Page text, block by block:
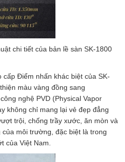
chi tiết của bản lề sàn SK-1800
cấp Điểm nhấn khác biệt của SK-
màu vàng đồng sang
nghệ PVD (Physical Vapor
không chỉ mang lại vẻ đẹp đẳng
trội, chống trầy xước, ăn mòn và
môi trường, đặc biệt là trong
của Việt Nam.